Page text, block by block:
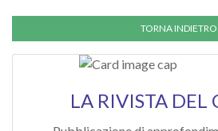
LA RIVISTA DEL